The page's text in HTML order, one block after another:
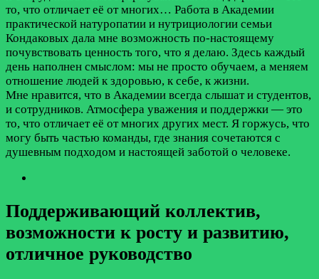
то, что отличает её от многих… Работа в Академии
практической натуропатии и нутрициологии семьи
Кондаковых дала мне возможность по-настоящему
почувствовать ценность того, что я делаю. Здесь каждый
день наполнен смыслом: мы не просто обучаем, а меняем
отношение людей к здоровью, к себе, к жизни.
Мне нравится, что в Академии всегда слышат и студентов,
и сотрудников. Атмосфера уважения и поддержки — это
то, что отличает её от многих других мест. Я горжусь, что
могу быть частью команды, где знания сочетаются с
душевным подходом и настоящей заботой о человеке.
Поддерживающий коллектив,
возможности к росту и развитию,
отличное руководство